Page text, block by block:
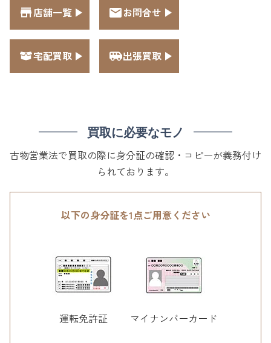
店舗一覧 お問合せ
宅配買取 出張買取
買取に必要なモノ
古物営業法で買取の際に身分証の確認・コピーが義務付け
られております。
以下の身分証を1点ご用意ください
運転免許証 マイナンバーカード